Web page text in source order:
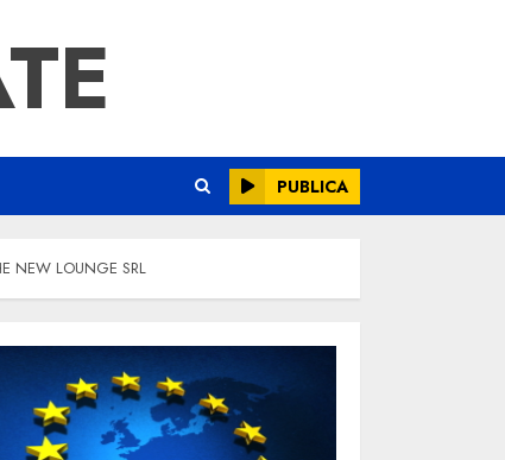
PUBLICA
NEW LOUNGE SRL